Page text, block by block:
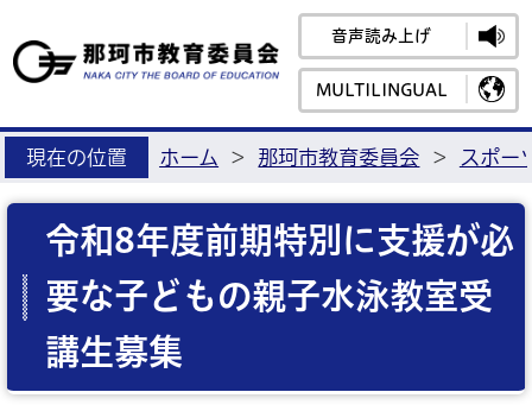
那珂市教
音声読み上げ
MULTILINGUAL
現在の位置 ホーム > 那珂市教育委員会 > スポー
令和8年度前期特別に支援が必
要な子どもの親子水泳教室受
講生募集